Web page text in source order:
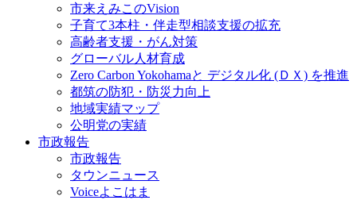
市来えみこのVision
子育て3本柱・伴走型相談支援の拡充
高齢者支援・がん対策
グローバル人材育成
Zero Carbon Yokohamaと デジタル化 (ＤＸ) を推進
都筑の防犯・防災力向上
地域実績マップ
公明党の実績
市政報告
市政報告
タウンニュース
Voiceよこはま